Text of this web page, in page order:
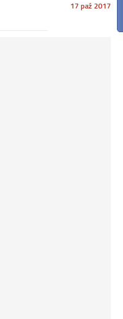
Opublikowano
17 paź 2017